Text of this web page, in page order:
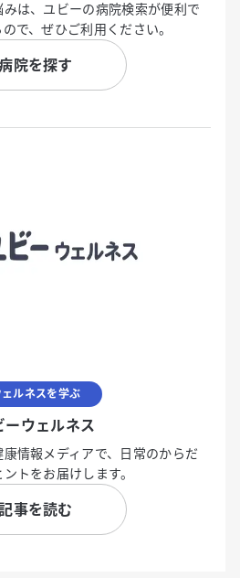
は、ユビーの病院検索が便利で
で、ぜひご利用ください。
院を探す
ェルネスを学ぶ
ーウェルネス
情報メディアで、日常のからだ
トをお届けします。
事を読む